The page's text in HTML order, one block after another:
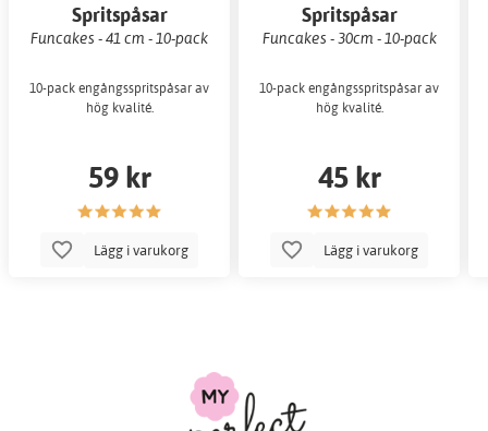
Spritspåsar
Funcakes - 41 cm - 10-pack
10-pack engångsspritspåsar av
hög kvalité.
59 kr
Lägg i varukorg
Spritspåsar
Funcakes - 30cm - 10-pack
10-pack engångsspritspåsar av
hög kvalité.
45 kr
Lägg i varukorg